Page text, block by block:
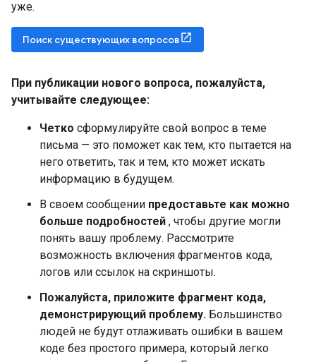
уже.
Поиск существующих вопросов
При публикации нового вопроса, пожалуйста,
учитывайте следующее:
Четко сформулируйте свой вопрос в теме
письма — это поможет как тем, кто пытается на
него ответить, так и тем, кто может искать
информацию в будущем.
В своем сообщении предоставьте как можно
больше подробностей , чтобы другие могли
понять вашу проблему. Рассмотрите
возможность включения фрагментов кода,
логов или ссылок на скриншоты.
Пожалуйста, приложите фрагмент кода,
демонстрирующий проблему. Большинство
людей не будут отлаживать ошибки в вашем
коде без простого примера, который легко